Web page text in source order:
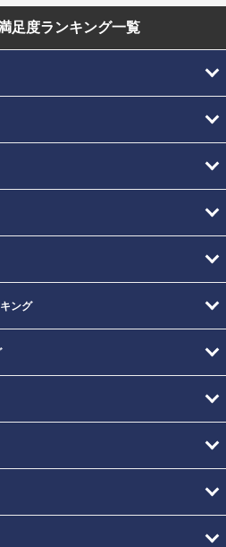
足度ランキング一覧
ング